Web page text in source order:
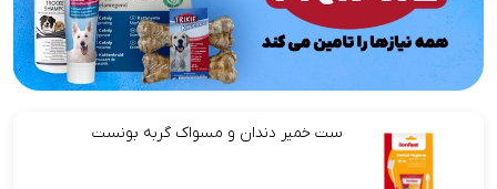
ست خمیر دندان و مسواک گربه بونست